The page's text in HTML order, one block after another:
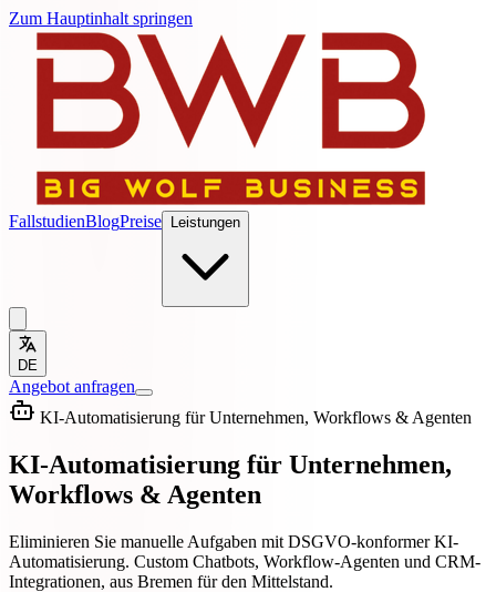
Zum Hauptinhalt springen
FallstudienBlogPreise Leistungen
DE
Angebot anfragen
KI-Automatisierung für Unternehmen, Workflows & Agenten
KI-Automatisierung für Unternehmen,
Workflows & Agenten
Eliminieren Sie manuelle Aufgaben mit DSGVO-konformer KI-
Automatisierung. Custom Chatbots, Workflow-Agenten und CRM-
Integrationen, aus Bremen für den Mittelstand.